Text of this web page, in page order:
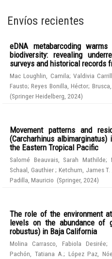
Envíos recientes
eDNA metabarcoding
biodiversity: revealing
surveys and historical records
Mac Loughlin, Camila; Valdivia
Fausto;Reyes Bonilla, Héctor;
(Springer Heidelberg 2024)
Movement patterns and
(Carcharhinus
the Eastern Tropical Pacific
Salomé Beauvais, Sarah Mathilde;
Schaal, Gauthier;Ketchum, James T.
Padilla, Mauricio (Springer, 2024)
The role of the environment
levels on the abundance of
robustus) in Baja California
Molina Carrasco, Fabiola Desirée;
Pachón, Tatiana A. ; López Paz, Nóe